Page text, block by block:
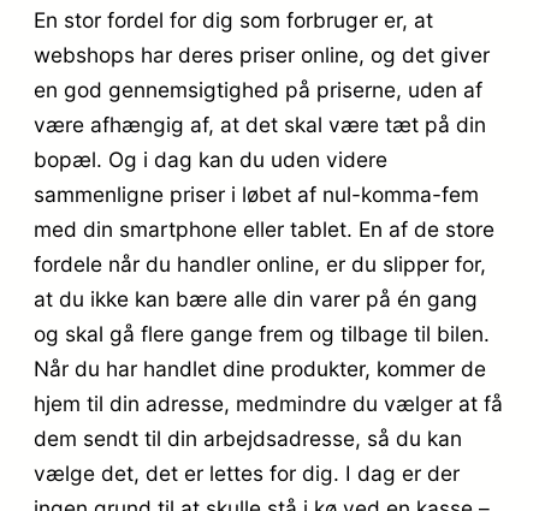
En stor fordel for dig som forbruger er, at
webshops har deres priser online, og det giver
en god gennemsigtighed på priserne, uden af
være afhængig af, at det skal være tæt på din
bopæl. Og i dag kan du uden videre
sammenligne priser i løbet af nul-komma-fem
med din smartphone eller tablet. En af de store
fordele når du handler online, er du slipper for,
at du ikke kan bære alle din varer på én gang
og skal gå flere gange frem og tilbage til bilen.
Når du har handlet dine produkter, kommer de
hjem til din adresse, medmindre du vælger at få
dem sendt til din arbejdsadresse, så du kan
vælge det, det er lettes for dig. I dag er der